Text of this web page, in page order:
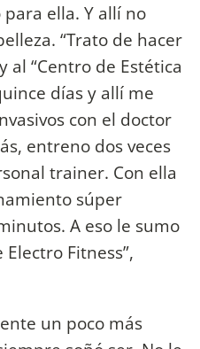
ella. Y allí no
“Trato de hacer
al “Centro de Estética
días y allí me
con el doctor
entreno dos veces
trainer. Con ella
súper
A eso le sumo
Fitness”,
un poco más